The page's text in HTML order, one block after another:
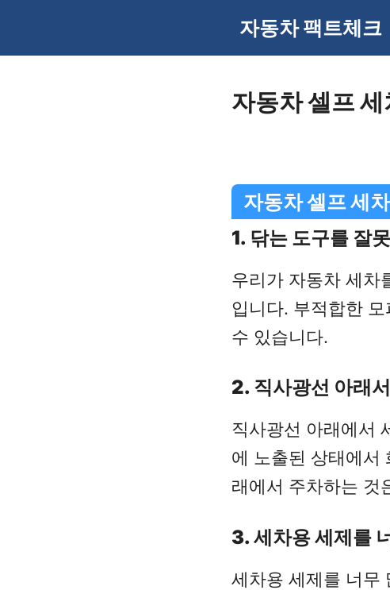
자동차 팩트체크
자동차 셀프
자동차 셀프 세
1. 닦는 도구를 잘
우리가 자동차 세차
입니다. 부적합한
수 있습니다.
2. 직사광선 아래
직사광선 아래에서
에 노출된 상태에서
래에서 주차하는 것
3. 세차용 세제를
세차용 세제를 너무